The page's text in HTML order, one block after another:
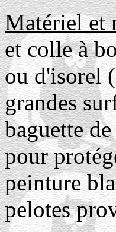
Matériel et
et colle à
ou d'isorel
grandes
baguette
pour
peinture
pelotes